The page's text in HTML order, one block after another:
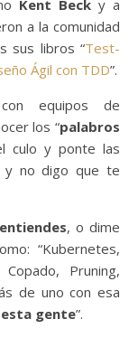
Kent Beck y a
a la comunidad
sus libros “Test-
Ágil con TDD”.
equipos de
los “palabros
culo y ponte las
y no digo que te
, o dime
“Kubernetes,
Pruning,
de uno con esa
gente”.